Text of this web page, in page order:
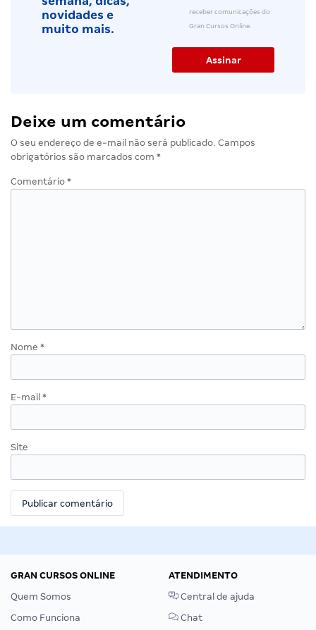
novidades e
muito mais.
receber comunicações do
Gran Cursos Online.
Deixe um comentário
O seu endereço de e-mail não será publicado. Campos
obrigatórios são marcados com *
Comentário *
Nome *
E-mail *
Site
GRAN CURSOS ONLINE
Quem Somos
Como Funciona
ATENDIMENTO
Central de ajuda
Chat